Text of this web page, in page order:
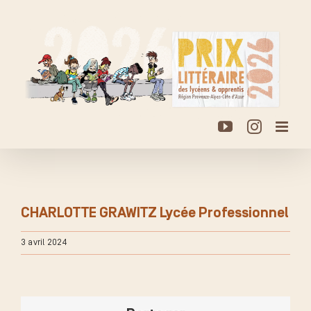
YouTube
CHARLOTTE GRAWITZ Lycée Professionnel
3 avril 2024